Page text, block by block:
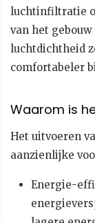
luchtinfiltratie
van het gebouw
luchtdichtheid
comfortabeler
Waarom is
Het uitvoeren
aanzienlijke
Energie-